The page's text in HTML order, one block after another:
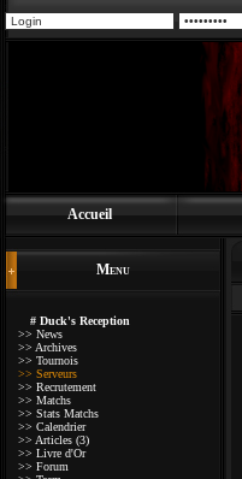
Accueil
Menu
# Duck's Reception
>> News
>> Archives
>> Tournois
>> Serveurs
>> Recrutement
>> Matchs
>> Stats Matchs
>> Calendrier
>> Articles (3)
>> Livre d'Or
>> Forum